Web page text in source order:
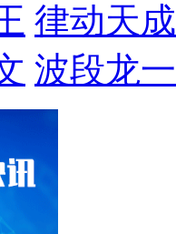
律动天成
波段龙一